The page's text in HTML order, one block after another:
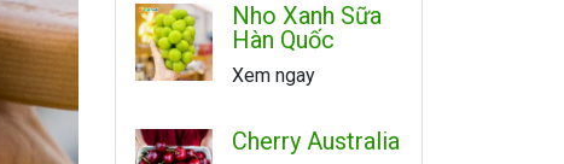
Nho Xanh Sữa
Hàn Quốc
Xem ngay
Cherry Australia